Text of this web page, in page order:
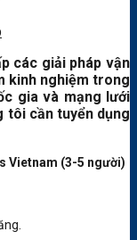
các giải pháp vận
kinh nghiệm trong
gia và mạng lưới
tôi cần tuyển dụng
Vietnam (3-5 người)